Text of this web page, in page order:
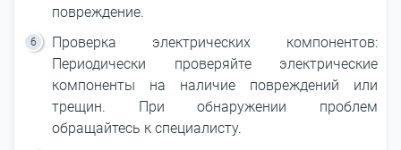
повреждение.
Проверка электрических компонентов:
Периодически проверяйте электрические
компоненты на наличие повреждений или
трещин. При обнаружении проблем
обращайтесь к специалисту.